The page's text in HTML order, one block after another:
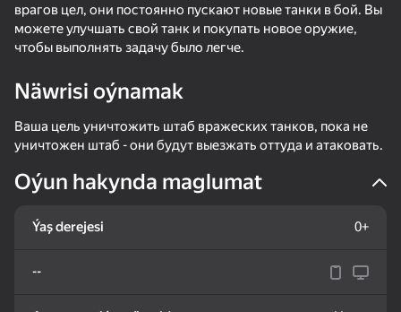
врагов цел, они постоянно пускают новые танки в бой. Вы
можете улучшать свой танк и покупать новое оружие,
чтобы выполнять задачу было легче.
Näwrisi oýnamak
Ваша цель уничтожить штаб вражеских танков, пока не
уничтожен штаб - они будут выезжать оттуда и атаковать.
Oýun hakynda maglumat
Ýaş derejesi 0+
--